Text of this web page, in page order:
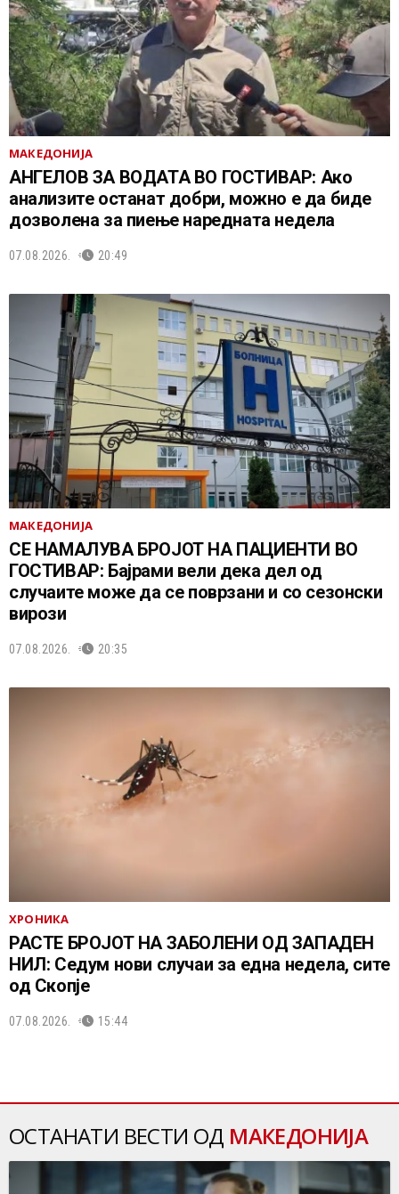
МАКЕДОНИЈА
АНГЕЛОВ ЗА ВОДАТА ВО ГОСТИВАР: Ако
анализите останат добри, можно е да биде
дозволена за пиење наредната недела
07.08.2026. 20:49
МАКЕДОНИЈА
СЕ НАМАЛУВА БРОЈОТ НА ПАЦИЕНТИ ВО
ГОСТИВАР: Бајрами вели дека дел од
случаите може да се поврзани и со сезонски
вирози
07.08.2026. 20:35
ХРОНИКА
РАСТЕ БРОЈОТ НА ЗАБОЛЕНИ ОД ЗАПАДЕН
НИЛ: Седум нови случаи за една недела, сите
од Скопје
07.08.2026. 15:44
ОСТАНАТИ ВЕСТИ ОД МАКЕДОНИЈА